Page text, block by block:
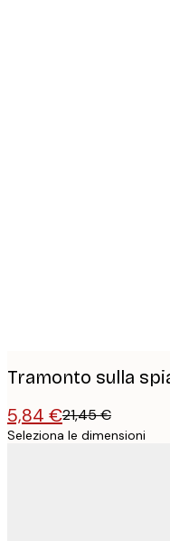
Tramonto sulla
5,84 €21,45 €
Seleziona le dimensioni